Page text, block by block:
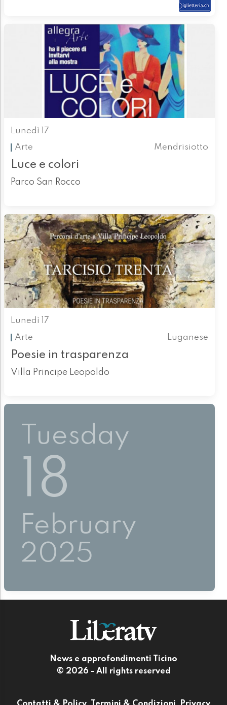
Lunedì 17
Arte
Mendrisiotto
Luce e colori
Parco San Rocco
Lunedì 17
Arte
Luganese
Poesie in trasparenza
Villa Principe Leopoldo
Tuesday
18
February
2025
News e approfondimenti Ticino
© 2026 - All rights reserved